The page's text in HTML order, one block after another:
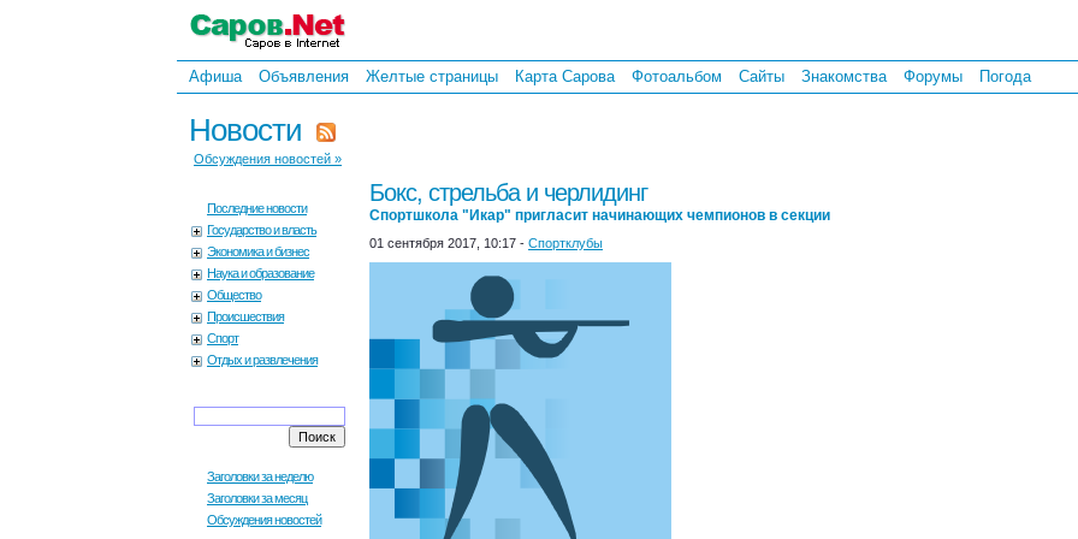
Афиша Объявления Желтые страницы Карта Сарова Фотоальбом Сайты Знакомства Форумы Погода
Новости
Обсуждения новостей »
Последние новости
Государство и власть
Экономика и бизнес
Наука и образование
Общество
Происшествия
Спорт
Отдых и развлечения
Заголовки за неделю
Заголовки за месяц
Обсуждения новостей
Бокс, стрельба и черлидинг
Спортшкола "Икар" пригласит начинающих чемпионов в секции
01 сентября 2017, 10:17 - Спортклубы